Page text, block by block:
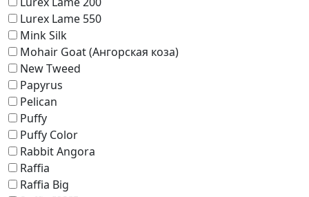
Lurex Lame 550
Mink Silk
Mohair Goat (Ангорская коза)
New Tweed
Papyrus
Pelican
Puffy
Puffy Color
Rabbit Angora
Raffia
Raffia Big